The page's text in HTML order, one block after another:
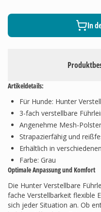
Artikeldetails:
Für Hunde: Hunter
3-fach verstellbare
Angenehme Mesh-
Strapazierfähig und
Erhältlich in
Farbe: Grau
Optimale Anpassung und Komfort
Die Hunter Verstellbare
fache Verstellbarkeit flexible
sich jeder Situation an. Ob
In